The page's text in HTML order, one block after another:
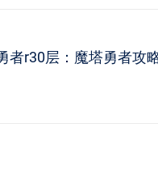
者r30层：魔塔勇者攻